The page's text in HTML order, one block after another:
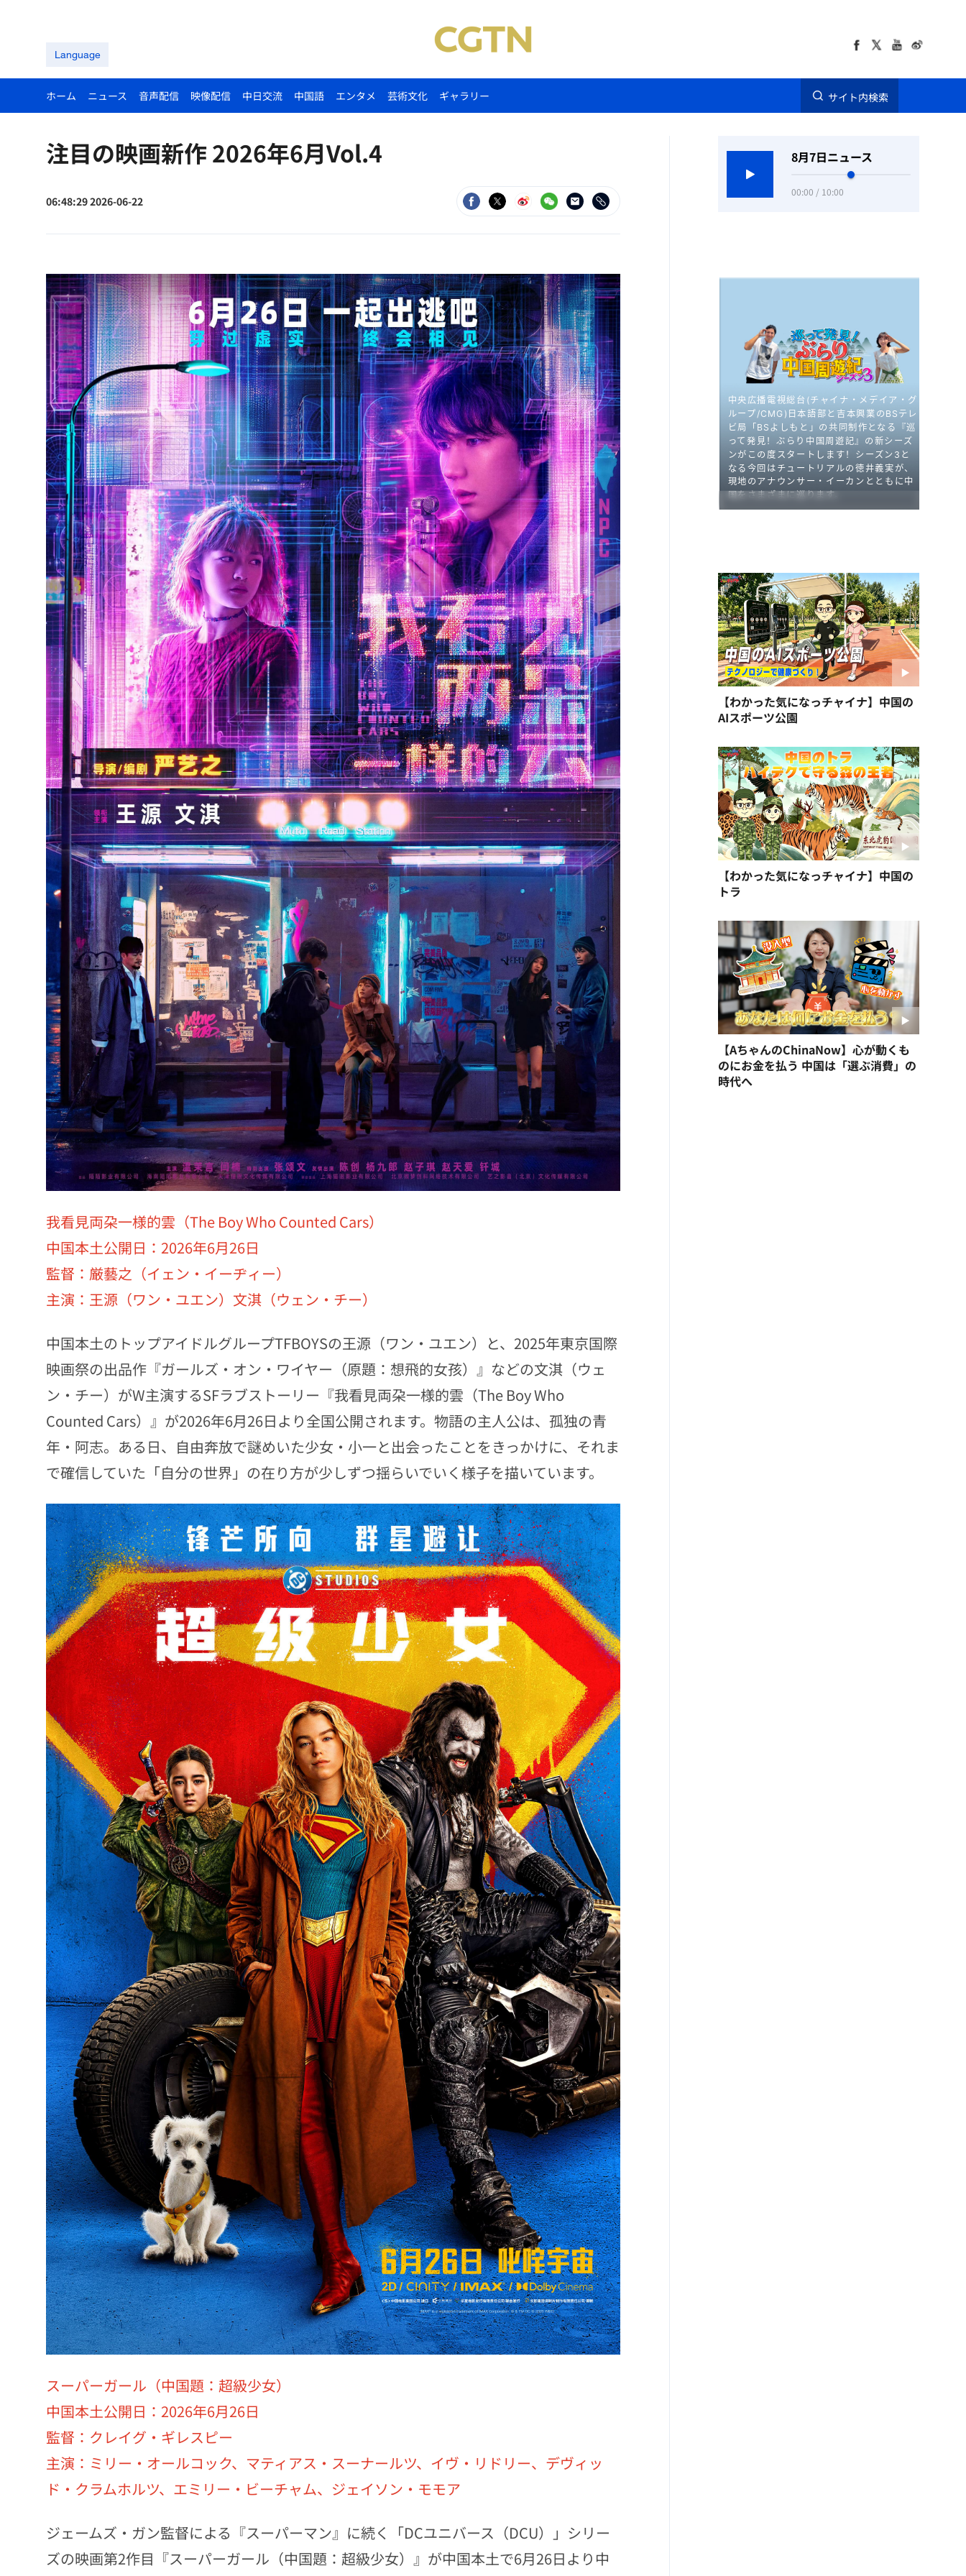
Language
ホーム ニュース 音声配信 映像配信 中日交流 中国語 エンタメ 芸術文化 ギャラリー サイト内検索
注目の映画新作 2026年6月Vol.4
06:48:29 2026-06-22
我看見両朶一様的雲（The Boy Who Counted Cars）
中国本土公開日：2026年6月26日
監督：厳藝之（イェン・イーヂィー）
主演：王源（ワン・ユエン）文淇（ウェン・チー）
中国本土のトップアイドルグループTFBOYSの王源（ワン・ユエン）と、2025年東京国際
映画祭の出品作『ガールズ・オン・ワイヤー（原題：想飛的女孩）』などの文淇（ウェ
ン・チー）がW主演するSFラブストーリー『我看見両朶一様的雲（The Boy Who
Counted Cars）』が2026年6月26日より全国公開されます。物語の主人公は、孤独の青
年・阿志。ある日、自由奔放で謎めいた少女・小一と出会ったことをきっかけに、それま
で確信していた「自分の世界」の在り方が少しずつ揺らいでいく様子を描いています。
スーパーガール（中国題：超級少女）
中国本土公開日：2026年6月26日
監督：クレイグ・ギレスピー
主演：ミリー・オールコック、マティアス・スーナールツ、イヴ・リドリー、デヴィッ
ド・クラムホルツ、エミリー・ビーチャム、ジェイソン・モモア
ジェームズ・ガン監督による『スーパーマン』に続く「DCユニバース（DCU）」シリー
ズの映画第2作目『スーパーガール（中国題：超級少女）』が中国本土で6月26日より中
8月7日ニュース
00:00 / 10:00
【わかった気になっチャイナ】中国の
AIスポーツ公園
【わかった気になっチャイナ】中国の
トラ
【AちゃんのChinaNow】心が動くも
のにお金を払う 中国は「選ぶ消費」の
時代へ